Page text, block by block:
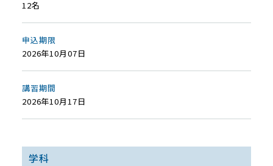
12名
申込期限
2026年10月07日
講習期間
2026年10月17日
学科